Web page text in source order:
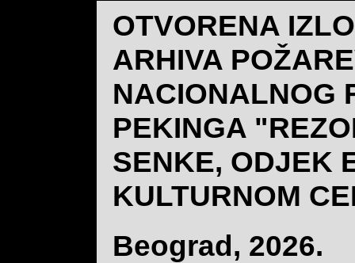
OTVORENA
ARHIVA
NACIONALNOG
PEKINGA
SENKE, ODJEK
KULTURNOM
Beograd, 2026.